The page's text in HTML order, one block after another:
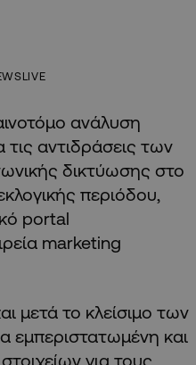
ανάλυση
αντιδράσεις των
δικτύωσης στο
περιόδου,
portal
marketing
μετά το κλείσιμο των
εμπεριστατωμένη και
για τους